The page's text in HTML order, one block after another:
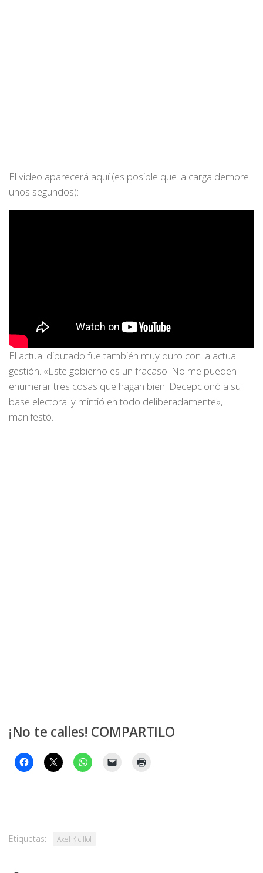
El video aparecerá aquí (es posible que la carga demore
unos segundos):
El actual diputado fue también muy duro con la actual
gestión. «Este gobierno es un fracaso. No me pueden
enumerar tres cosas que hagan bien. Decepcionó a su
base electoral y mintió en todo deliberadamente»,
manifestó.
¡No te calles! COMPARTILO
Etiquetas: Axel Kicillof